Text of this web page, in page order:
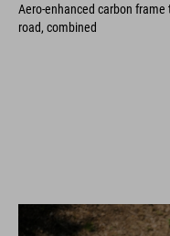
Aero-enhanced carbon
road, combined